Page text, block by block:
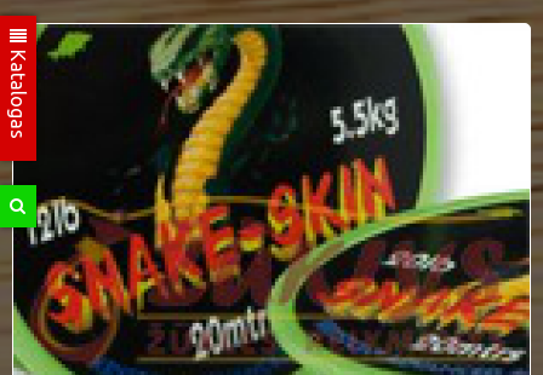
Katalogas